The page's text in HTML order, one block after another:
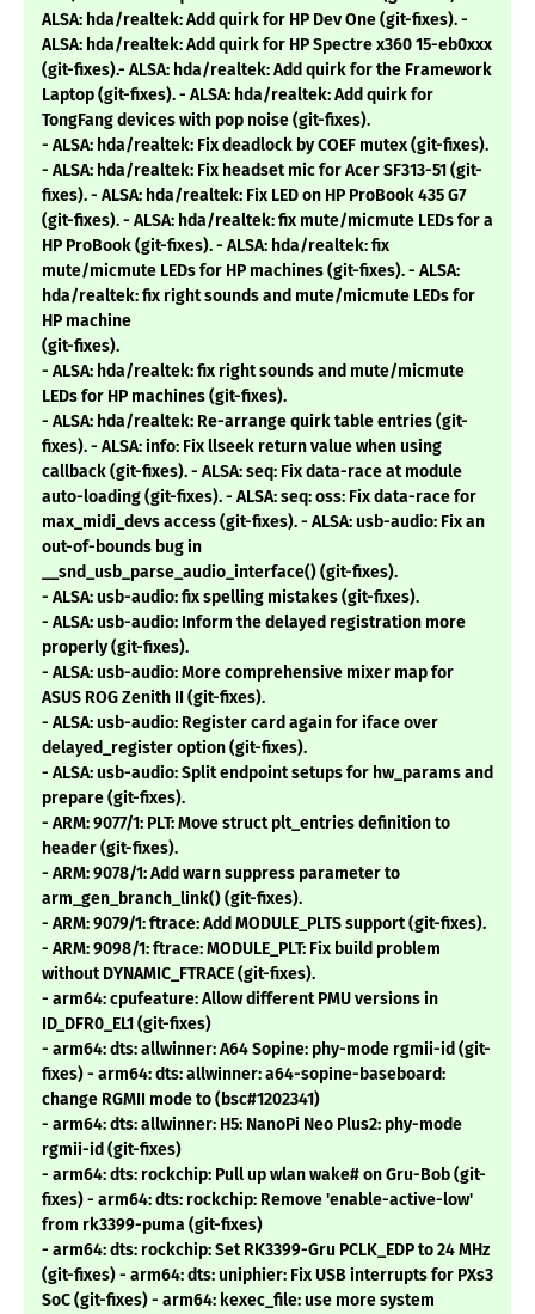
ALSA: hda/realtek: Add quirk for HP Dev One (git-fixes). -
ALSA: hda/realtek: Add quirk for HP Spectre x360 15-eb0xxx
(git-fixes).- ALSA: hda/realtek: Add quirk for the Framework
Laptop (git-fixes). - ALSA: hda/realtek: Add quirk for
TongFang devices with pop noise (git-fixes).
- ALSA: hda/realtek: Fix deadlock by COEF mutex (git-fixes).
- ALSA: hda/realtek: Fix headset mic for Acer SF313-51 (git-
fixes). - ALSA: hda/realtek: Fix LED on HP ProBook 435 G7
(git-fixes). - ALSA: hda/realtek: fix mute/micmute LEDs for a
HP ProBook (git-fixes). - ALSA: hda/realtek: fix
mute/micmute LEDs for HP machines (git-fixes). - ALSA:
hda/realtek: fix right sounds and mute/micmute LEDs for
HP machine
(git-fixes).
- ALSA: hda/realtek: fix right sounds and mute/micmute
LEDs for HP machines (git-fixes).
- ALSA: hda/realtek: Re-arrange quirk table entries (git-
fixes). - ALSA: info: Fix llseek return value when using
callback (git-fixes). - ALSA: seq: Fix data-race at module
auto-loading (git-fixes). - ALSA: seq: oss: Fix data-race for
max_midi_devs access (git-fixes). - ALSA: usb-audio: Fix an
out-of-bounds bug in
__snd_usb_parse_audio_interface() (git-fixes).
- ALSA: usb-audio: fix spelling mistakes (git-fixes).
- ALSA: usb-audio: Inform the delayed registration more
properly (git-fixes).
- ALSA: usb-audio: More comprehensive mixer map for
ASUS ROG Zenith II (git-fixes).
- ALSA: usb-audio: Register card again for iface over
delayed_register option (git-fixes).
- ALSA: usb-audio: Split endpoint setups for hw_params and
prepare (git-fixes).
- ARM: 9077/1: PLT: Move struct plt_entries definition to
header (git-fixes).
- ARM: 9078/1: Add warn suppress parameter to
arm_gen_branch_link() (git-fixes).
- ARM: 9079/1: ftrace: Add MODULE_PLTS support (git-fixes).
- ARM: 9098/1: ftrace: MODULE_PLT: Fix build problem
without DYNAMIC_FTRACE (git-fixes).
- arm64: cpufeature: Allow different PMU versions in
ID_DFR0_EL1 (git-fixes)
- arm64: dts: allwinner: A64 Sopine: phy-mode rgmii-id (git-
fixes) - arm64: dts: allwinner: a64-sopine-baseboard:
change RGMII mode to (bsc#1202341)
- arm64: dts: allwinner: H5: NanoPi Neo Plus2: phy-mode
rgmii-id (git-fixes)
- arm64: dts: rockchip: Pull up wlan wake# on Gru-Bob (git-
fixes) - arm64: dts: rockchip: Remove 'enable-active-low'
from rk3399-puma (git-fixes)
- arm64: dts: rockchip: Set RK3399-Gru PCLK_EDP to 24 MHz
(git-fixes) - arm64: dts: uniphier: Fix USB interrupts for PXs3
SoC (git-fixes) - arm64: kexec_file: use more system